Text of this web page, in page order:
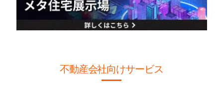
不動産会社向けサービス